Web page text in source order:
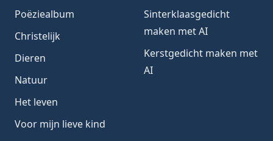
Poëziealbum
Christelijk
Dieren
Natuur
Het leven
Voor mijn lieve kind
Sinterklaasgedicht
maken met AI
Kerstgedicht maken met
AI